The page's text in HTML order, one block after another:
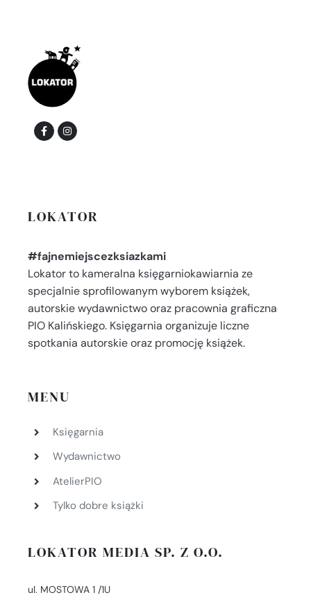
LOKATOR
#fajnemiejscezksiazkami
Lokator to kameralna księgarniokawiarnia ze
specjalnie sprofilowanym wyborem książek,
autorskie wydawnictwo oraz pracownia graficzna
PIO Kalińskiego. Księgarnia organizuje liczne
spotkania autorskie oraz promocję książek.
MENU
Księgarnia
Wydawnictwo
AtelierPIO
Tylko dobre książki
LOKATOR MEDIA SP. Z O.O.
ul. MOSTOWA 1 /1U